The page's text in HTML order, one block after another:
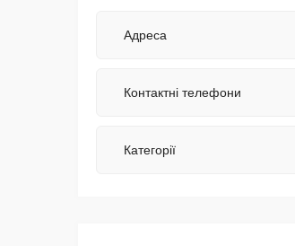
Адреса
Контактні телефони
Категорії